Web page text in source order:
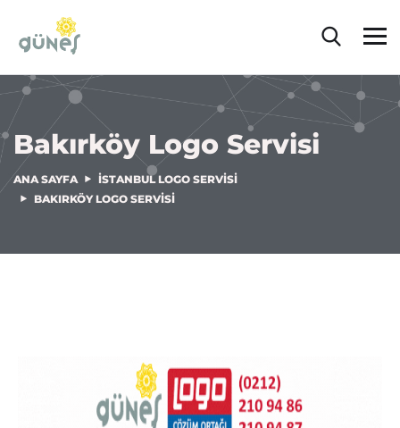
Bakırköy Logo Servisi
ANA SAYFA
İSTANBUL LOGO SERVISI
BAKIRKÖY LOGO SERVISI